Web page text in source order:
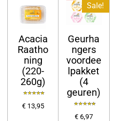
Acacia
Raatho
ning
(220-
260g)
€ 13,95
Sale!
Geurha
ngers
voordee
lpakket
(4
geuren)
€ 6,97